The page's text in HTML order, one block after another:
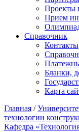
Проекты
Прием
Справочник
Контакты
Бланки,
Карта
Главная /
технологии
Кафедра